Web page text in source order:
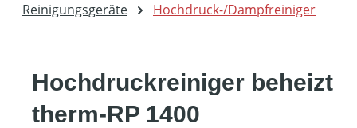
Reinigungsgeräte
Hochdruck-/Dampfreiniger
Hochdruckreiniger beheizt
therm-RP 1400